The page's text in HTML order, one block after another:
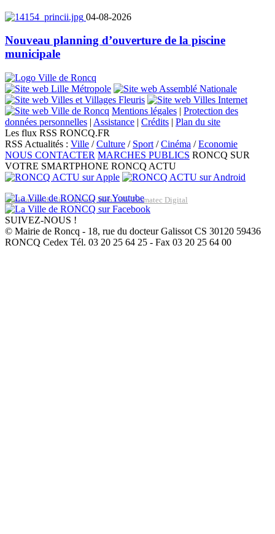
04-08-2026
Nouveau planning d’ouverture de la piscine
municipale
Mentions légales | Protection des
données personnelles | Assistance | Crédits | Plan du site
Les flux RSS RONCQ.FR
RSS Actualités : Ville /Culture / Sport /Cinéma /Economie
NOUS CONTACTER MARCHES PUBLICS RONCQ SUR
VOTRE SMARTPHONE RONCQ ACTU
Réalisation du site: Agence Web Lille Promatec Digital
SUIVEZ-NOUS !
© Mairie de Roncq - 18, rue du docteur Galissot CS 30120 59436
RONCQ Cedex Tél. 03 20 25 64 25 - Fax 03 20 25 64 00